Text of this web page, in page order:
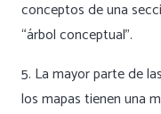
conceptos de una
“árbol conceptual”.
5. La mayor parte de
los mapas tienen una